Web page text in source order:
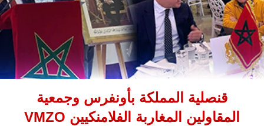
قنصلية المملكة بأونفرس وجمعية
المقاولين المغاربة الفلامنكيين VMZO